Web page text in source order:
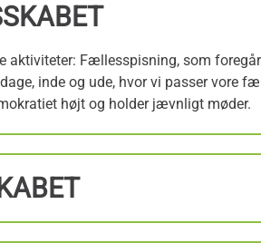
Fællesspisning, som
inde og ude, hvor vi passer vore
højt og holder jævnligt møder.